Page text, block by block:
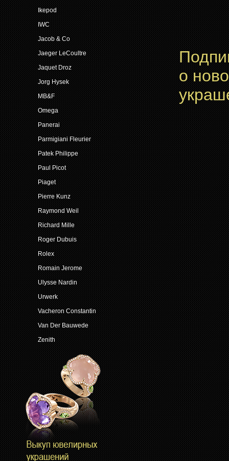
Ikepod
IWC
Jacob & Co
Jaeger LeCoultre
Jaquet Droz
Jorg Hysek
MB&F
Omega
Panerai
Parmigiani Fleurier
Patek Philippe
Paul Picot
Piaget
Pierre Kunz
Raymond Weil
Richard Mille
Roger Dubuis
Rolex
Romain Jerome
Ulysse Nardin
Urwerk
Vacheron Constantin
Van Der Bauwede
Zenith
о